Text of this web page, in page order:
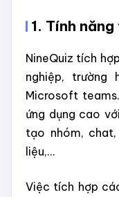
1. Tính
NineQuiz tích
nghiệp, trường
Microsoft
ứng dụng cao
tạo nhóm,
liệu,...
Việc tích hợp